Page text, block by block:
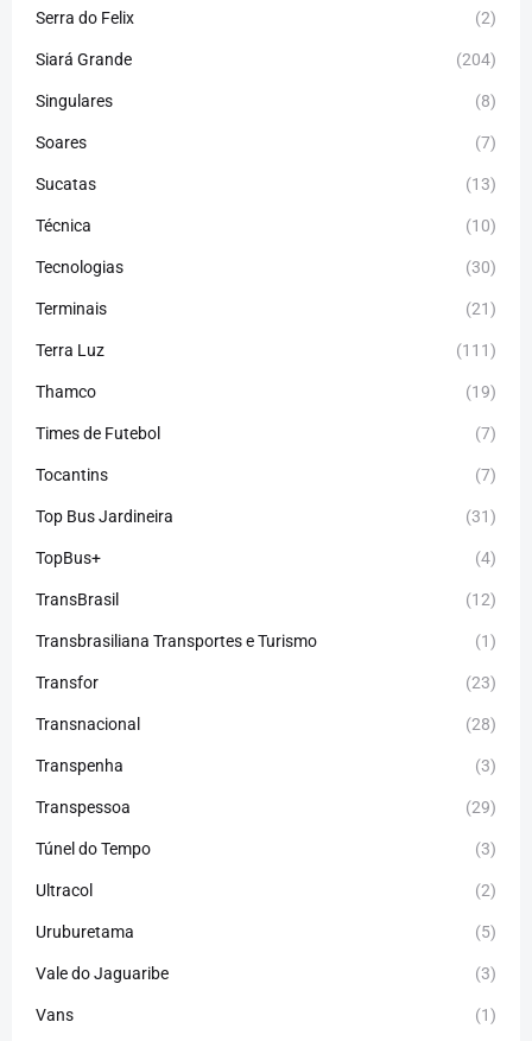
Serra do Felix (2)
Siará Grande (204)
Singulares (8)
Soares (7)
Sucatas (13)
Técnica (10)
Tecnologias (30)
Terminais (21)
Terra Luz (111)
Thamco (19)
Times de Futebol (7)
Tocantins (7)
Top Bus Jardineira (31)
TopBus+ (4)
TransBrasil (12)
Transbrasiliana Transportes e Turismo (1)
Transfor (23)
Transnacional (28)
Transpenha (3)
Transpessoa (29)
Túnel do Tempo (3)
Ultracol (2)
Uruburetama (5)
Vale do Jaguaribe (3)
Vans (1)